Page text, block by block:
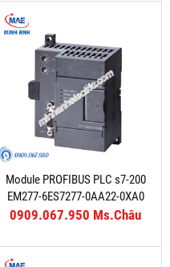
Module PROFIBUS PLC s7-200
EM277-6ES7277-0AA22-0XA0
0909.067.950 Ms.Châu